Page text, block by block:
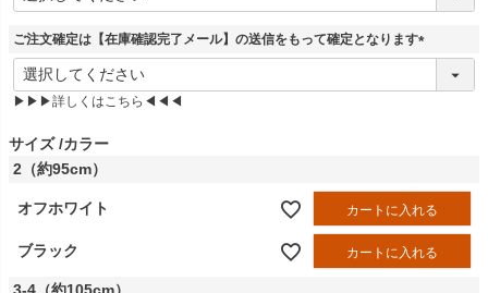
必
)
ご注文確定は【在庫確認完了メール】の送信をもって確定となります
(
▶▶▶詳しくはこちら◀◀◀
サイズ カラー
2（約95cm）
オフホワイト カートに入れる
ブラック カートに入れる